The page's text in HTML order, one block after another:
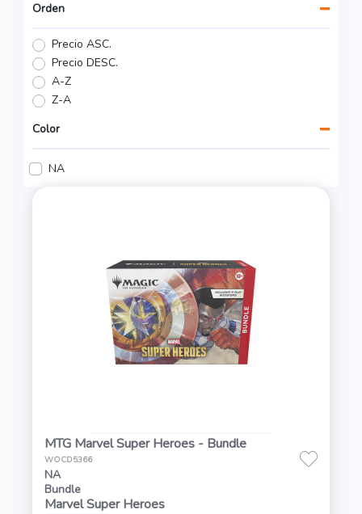
Orden
Precio ASC.
Precio DESC.
A-Z
Z-A
Color
NA
MTG Marvel Super Heroes - Bundle
WOCD5366
NA
Bundle
Marvel Super Heroes